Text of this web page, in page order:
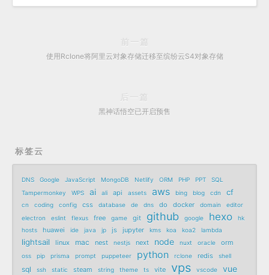
前一篇
使用Rclone将阿里云对象存储迁移至缤纷云S4对象存储
后一篇
黑神话悟空已开启预售
标签云
DNS Google JavaScript MongoDB Netlify ORM PHP PPT
SQL
Tampermonkey
WPS ai ali api assets aws bing blog cdn cf
cn coding config css database de dns do docker domain
editor
electron
eslint flexus free game git github google hexo
hk
hosts
huawei ide java jp js jupyter kms koa koa2 lambda
lightsail linux mac nest nestjs next node nuxt oracle orm
oss pip prisma prompt puppeteer python rclone redis shell
sql ssh static steam string theme ts vite vps vscode vue